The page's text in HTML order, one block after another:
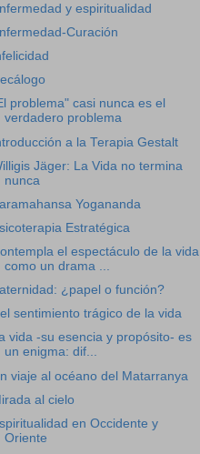
y espiritualidad
Curación
problema" casi nunca es el
verdadero problema
a la Terapia Gestalt
Jäger: La Vida no termina
nunca
Yogananda
Estratégica
el espectáculo de la vida
como un drama ...
¿papel o función?
sentimiento trágico de la vida
vida -su esencia y propósito- es
un enigma: dif...
viaje al océano del Matarranya
al cielo
en Occidente y
Oriente